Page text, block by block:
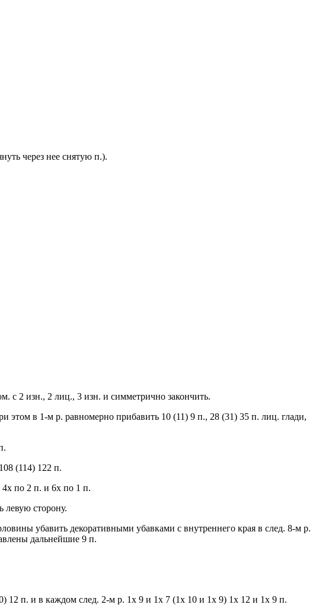
через нее снятую п.).
с 2 изн., 2 лиц., 3 изн. и симметрично закончить.
этом в 1-м р. равномерно прибавить 10 (11) 9 п., 28 (31) 35 п. лиц. глади,
(114) 122 п.
4x по 2 п. и 6x по 1 п.
левую сторону.
убавить декоративными убавками с внутреннего края в след. 8-м р.
дальнейшие 9 п.
12 п. и в каждом след. 2-м р. 1x 9 и 1x 7 (1x 10 и 1x 9) 1x 12 и 1x 9 п.